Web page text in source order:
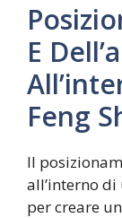
E
Feng
Il
all’interno di
per creare